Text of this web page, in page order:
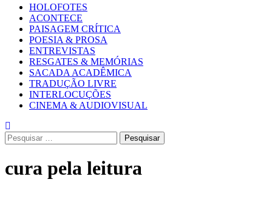
Primary
Menu
HOLOFOTES
ACONTECE
PAISAGEM CRÍTICA
POESIA & PROSA
ENTREVISTAS
RESGATES & MEMÓRIAS
SACADA ACADÊMICA
TRADUÇÃO LIVRE
INTERLOCUÇÕES
CINEMA & AUDIOVISUAL
Pesquisar
por:
cura pela leitura